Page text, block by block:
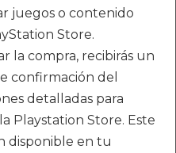
juegos o contenido
Store.
la compra, recibirás un
confirmación del
detalladas para
Playstation Store. Este
disponible en tu